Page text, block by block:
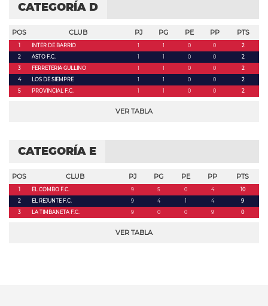
CATEGORÍA D
POS CLUB PJ PG PE PP PTS
1 INTER DE BARRIO 1 1 0 0
2
2
ASTO F.C. 1 1 0 0
2
3
FERRETERIA GULLINO 1 1 0 0
2
4
LOS DE SIEMPRE 1 1 0 0
2
5
PROVINCIAL F.C. 1 1 0 0 2
VER TABLA
CATEGORÍA E
POS CLUB PJ PG PE PP PTS
1 EL COMBO F.C. 9 5 0 4
10
2
EL REJUNTE F.C. 9 4 1 4
9
3
LA TIMBANETA F.C. 9 0 0 9 0
VER TABLA